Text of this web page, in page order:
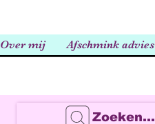
Over mij Afschmink advies
Zoeken...